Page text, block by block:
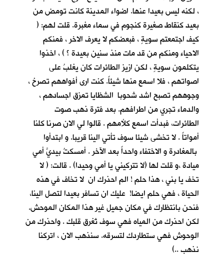
، لكنه ليس بعيدا عنها. اضواء المدينة كانت تومض من
بعيد كنقاط صغيرة كنجوم في سماء مغبرة. قلت لهم: (
كيف اجتمعتم سويةٍ ، فبعضكم لا يعرف الاخر ، فمنكم
الاحياء ومنكم من قد مات منذ سنين بعيدة ؟ ) ، اخذوا
يتكلمون سويةٍ ، لكن ازيز الطائرات كان يغلبُ على
اصواتهم ، فلا اسمع منها شيئاً. كنت ارى أفواههم تصرخ ،
وجوههم تصبح اشد شحوبا الشظايا تمزق اجسادهم ،
والدماء تجري من اطرافهم. بعد فترة ذهب صوت
الطائرات، فبدأت اسمع كلأمهم . قالوا لي الان صرنا كلنا
أمواتاً . لا تخشى شيئا سوف تأتي الينا قريبا. و ابتدأوا
بالمغادرة و الاختفاء واحداً بعد الآخر . أمسكتُ بيديَّ أمي
ميادة ،و قلت لها (لا تتركيني يا أمي وحيدا) . قالت: ( لا
تخف يا بني ، هذا حلم ! الم احذرك ان لا تخاف في هذه
الحياة ، فهي حلم ايضا! عليك ان تسافر بعيدا لتصل الينا،
فنحن بانتظارك في مكان جميل غير هذا المكان الموحش.
لكن احذرك من المياه فهي سوف تُغرق قلبك . واحذرك من
الوحوش فهي ستطاردك لتسرقه. سنذهب الان ، اتركنا
نذهب ..)